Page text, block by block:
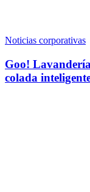
Noticias corporativas
Goo!
colada